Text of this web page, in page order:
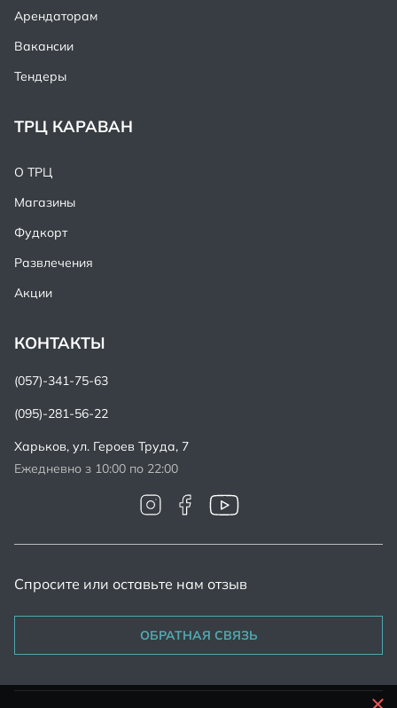
Спросите или оставьте нам отзыв
ОБРАТНАЯ СВЯЗЬ
Арендаторам
Вакансии
Тендеры
ТРЦ КАРАВАН
О ТРЦ
Магазины
Фудкорт
Развлечения
Акции
КОНТАКТЫ
(057)-341-75-63
(095)-281-56-22
Харьков, ул. Героев Труда, 7
Ежедневно з 10:00 по 22:00